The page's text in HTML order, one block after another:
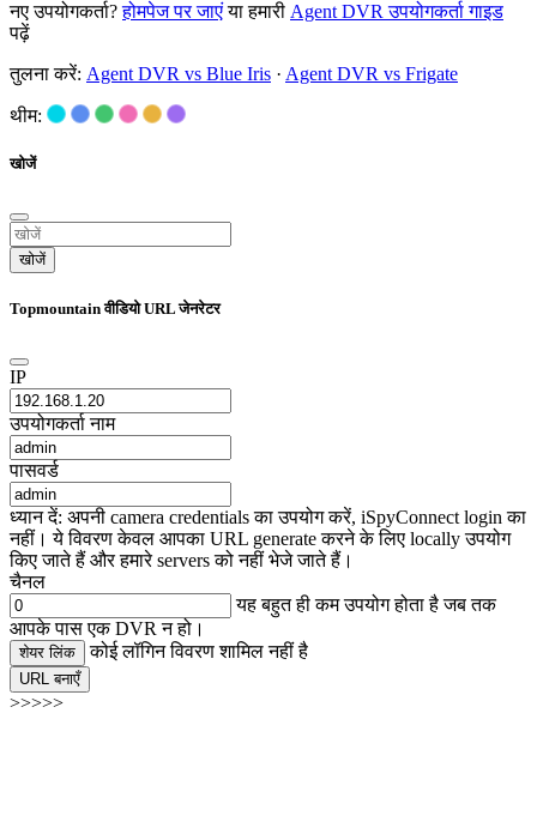
नए उपयोगकर्ता?होमपेज पर जाएंया हमारी Agent DVR उपयोगकर्ता गाइड
पढ़ें
तुलना करें: Agent DVR vs Blue Iris · Agent DVR vs Frigate
थीम:
खोजें
खोजें
Topmountain वीडियो URL जेनरेटर
IP
उपयोगकर्ता नाम
पासवर्ड
ध्यान दें: अपनी camera credentials का उपयोग करें, iSpyConnect login का
नहीं। ये विवरण केवल आपका URL generate करने के लिए locally उपयोग
किए जाते हैं और हमारे servers को नहीं भेजे जाते हैं।
चैनल
यह बहुत ही कम उपयोग होता है जब तक
आपके पास एक DVR न हो।
शेयर लिंक कोई लॉगिन विवरण शामिल नहीं है
URL बनाएँ
>>>>>